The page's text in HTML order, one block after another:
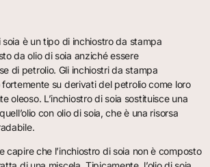
soia è un tipo di inchiostro da stampa
da olio di soia anziché essere
di petrolio. Gli inchiostri da stampa
su derivati del petrolio come loro
oleoso. L’inchiostro di soia sostituisce una
con olio di soia, che è una risorsa
capire che l’inchiostro di soia non è composto